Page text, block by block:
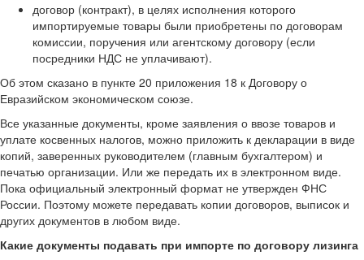
договор (контракт), в целях исполнения которого
импортируемые товары были приобретены по договорам
комиссии, поручения или агентскому договору (если
посредники НДС не уплачивают).
Об этом сказано в пункте 20 приложения 18 к Договору о
Евразийском экономическом союзе.
Все указанные документы, кроме заявления о ввозе товаров и
уплате косвенных налогов, можно приложить к декларации в виде
копий, заверенных руководителем (главным бухгалтером) и
печатью организации. Или же передать их в электронном виде.
Пока официальный электронный формат не утвержден ФНС
России. Поэтому можете передавать копии договоров, выписок и
других документов в любом виде.
Какие документы подавать при импорте по договору лизинга